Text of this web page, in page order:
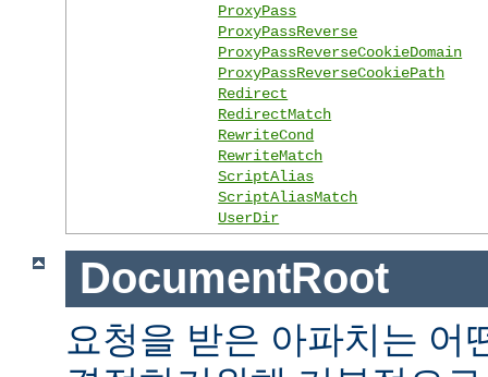
ProxyPass
ProxyPassReverse
ProxyPassReverseCookieDomain
ProxyPassReverseCookiePath
Redirect
RedirectMatch
RewriteCond
RewriteMatch
ScriptAlias
ScriptAliasMatch
UserDir
DocumentRoot
요청을 받은 아파치는 어